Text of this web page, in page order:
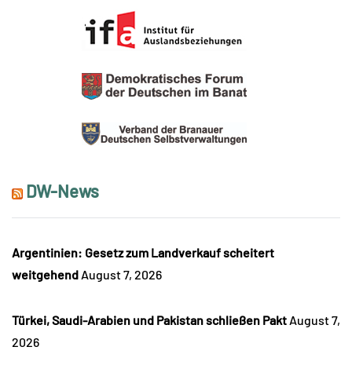
DW-News
Argentinien: Gesetz zum Landverkauf scheitert
weitgehend August 7, 2026
Türkei, Saudi-Arabien und Pakistan schließen Pakt August 7,
2026